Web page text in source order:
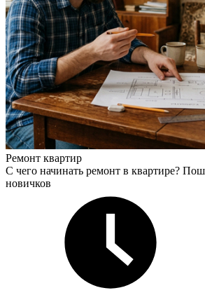
Ремонт квартир
С чего начинать ремонт в квартире?
новичков